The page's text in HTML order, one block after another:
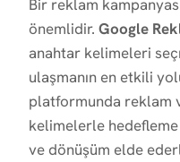
Bir reklam
önemlidir. Google
anahtar kelimeleri
ulaşmanın en etkili
platformunda reklam
kelimelerle
ve dönüşüm elde